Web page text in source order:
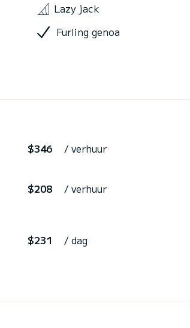
Lazy jack
Furling genoa
$346 / verhuur
$208 / verhuur
$231 / dag